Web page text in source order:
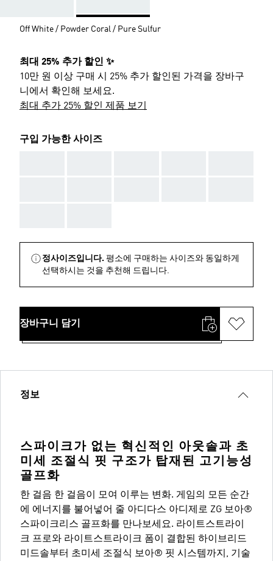
Off White / Powder Coral / Pure Sulfur
최대 25% 추가 할인 ✨
10만 원 이상 구매 시 25% 추가 할인된 가격을 장바구
니에서 확인해 보세요.
최대 추가 25% 할인 제품 보기
구입 가능한 사이즈
정사이즈입니다. 평소에 구매하는 사이즈와 동일하게
선택하시는 것을 추천해 드립니다.
장바구니 담기
정보
스파이크가 없는 혁신적인 아웃솔과 초
미세 조절식 핏 구조가 탑재된 고기능성
골프화
한 걸음 한 걸음이 모여 이루는 변화. 게임의 모든 순간
에 에너지를 불어넣어 줄 아디다스 아디제로 ZG 보아®
스파이크리스 골프화를 만나보세요. 라이트스트라이
크 프로와 라이트스트라이크 폼이 결합된 하이브리드
미드솔부터 초미세 조절식 보아® 핏 시스템까지, 기술